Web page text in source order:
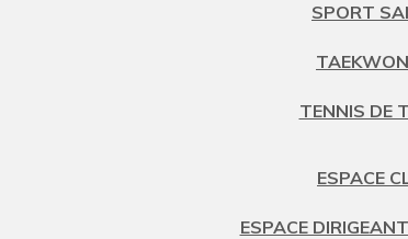
SPORT
TENNIS DE
ESPACE
ESPACE